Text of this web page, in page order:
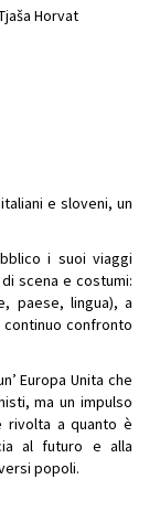
Horvat
e sloveni, un
i suoi viaggi
scena e costumi:
paese, lingua), a
confronto
Europa Unita che
ma un impulso
rivolta a quanto è
al futuro e alla
popoli.